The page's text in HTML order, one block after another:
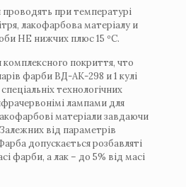
при температурі
лакофарбова матеріалу и
НЕ нижчих плюс 15 ºС.
комплексного покриття, что
фарби ВД-АК-298 и 1 кулі
технологічних
лампами для
матеріали завдаючи
Залежних від параметрів
допускається розбавляті
фарби, а лак – до 5% від масі